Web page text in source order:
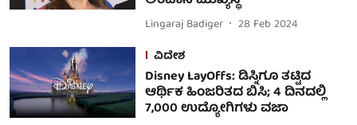
Lingaraj Badiger
28 Feb 2024
ವಿದೇಶ
Disney LayOffs: ಡಿಸ್ನಿಗೂ ತಟ್ಟಿದ
ಆರ್ಥಿಕ ಹಿಂಜರಿತದ ಬಿಸಿ; 4 ದಿನದಲ್ಲಿ
7,000 ಉದ್ಯೋಗಿಗಳು ವಜಾ